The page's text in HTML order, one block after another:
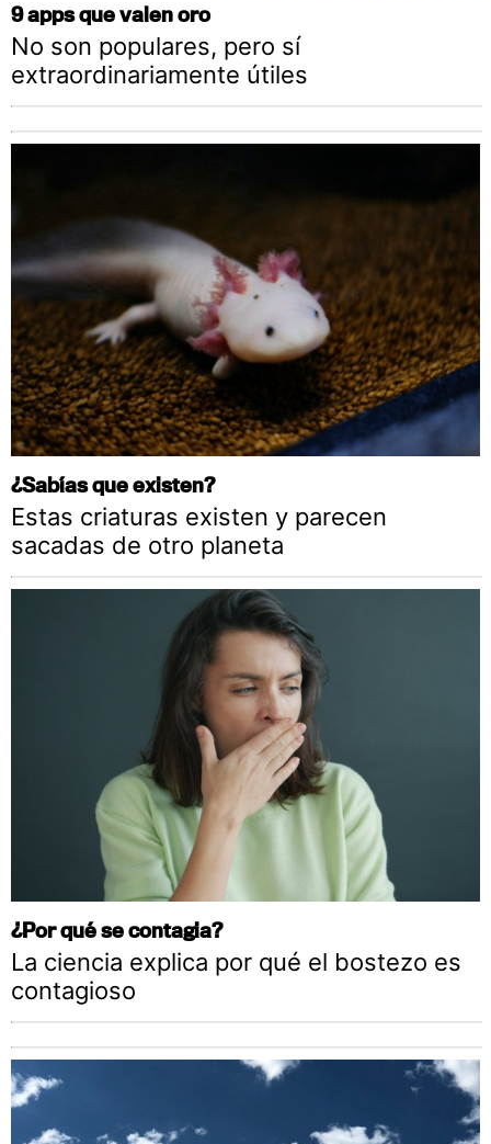
9 apps que valen oro
No son populares, pero sí
extraordinariamente útiles
¿Sabías que existen?
Estas criaturas existen y parecen
sacadas de otro planeta
¿Por qué se contagia?
La ciencia explica por qué el bostezo es
contagioso